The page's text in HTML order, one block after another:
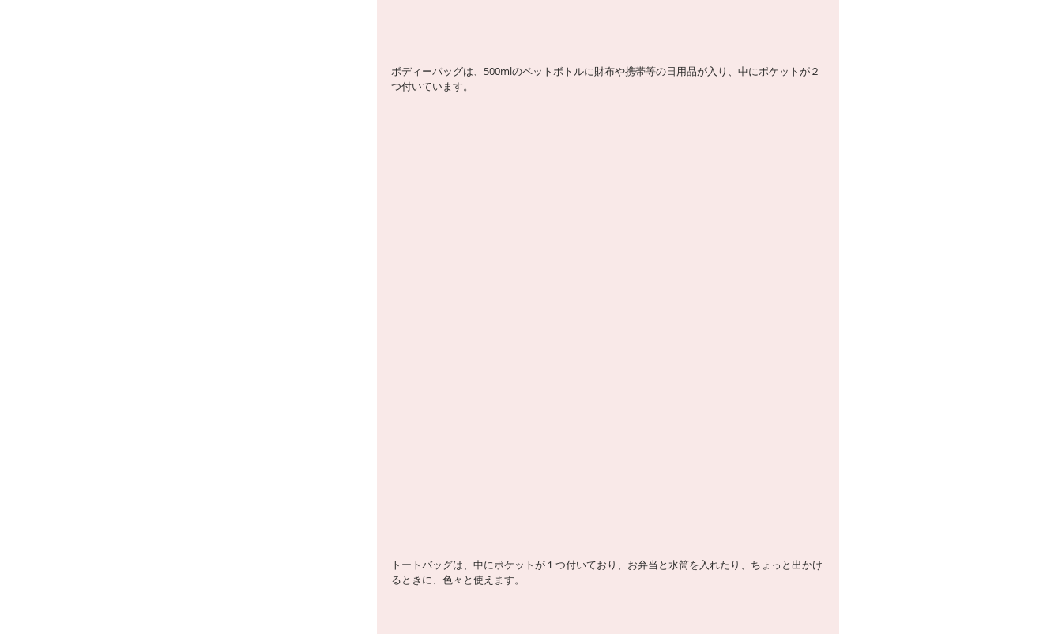
ボディーバッグは、500mlのペットボトルに財布や携帯等の日用品が入り、中にポケットが２
つ付いています。
トートバッグは、中にポケットが１つ付いており、お弁当と水筒を入れたり、ちょっと出かけ
るときに、色々と使えます。